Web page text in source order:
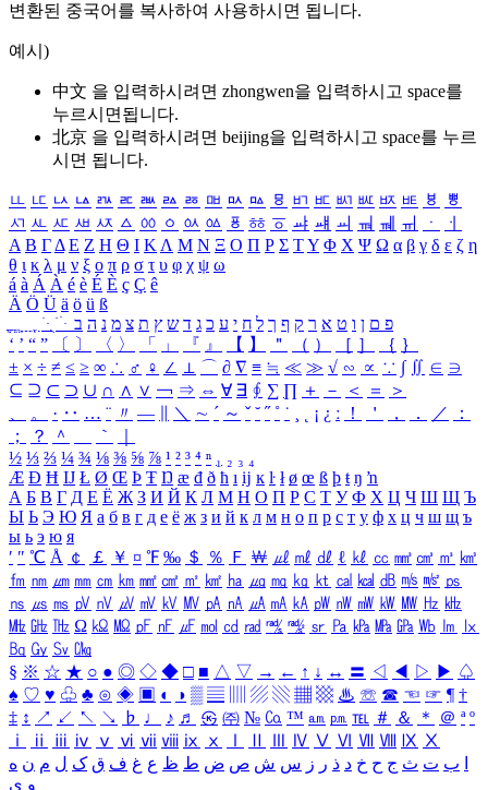
변환된 중국어를 복사하여 사용하시면 됩니다.
예시)
中文 을 입력하시려면 zhongwen을 입력하시고 space를
누르시면됩니다.
北京 을 입력하시려면 beijing을 입력하시고 space를 누르
시면 됩니다.
ㅥ ㅦ ㅧ ㅨ ㅩ ㅪ ㅫ ㅬ ㅭ ㅮ ㅯ ㅰ ㅱ ㅲ ㅳ ㅴ ㅵ ㅶ ㅷ ㅸ
ㅹ
ㅺ ㅻ ㅼ ㅽ ㅾ ㅿ ㆀ ㆁ ㆂ ㆃ ㆄ ㆅ ㆆ ㆇ ㆈ ㆉ ㆊ ㆋ ㆌ ㆍ
ㆎ
Α Β ΓΔ Ε Ζ Η Θ Ι ΚΛ Μ Ν Ξ Ο Π Ρ Σ ΤΥ Φ Χ Ψ Ω α β γ δ ε ζ η
θ ι κ λ μ ν ξ ο π ρ σ τ υ φ χ ψ ω
á à Á À é è É È ç Ç ê
Ä Ö Ü ä ö ü ß
ִֶֹ ֻּ ׁׂ פ ם ן ו ט א ר ק ף ך ל ח י ע כ ג ד ש ץ ת צ מ נ ה ב
‘ ’ “ ” 〔 〕 〈 〉 「 」 『 』 【 】 ＂ （ ） ［ ］ ｛ ｝
± × ÷ ≠ ≤ ≥ ∞ ∴ ♂ ♀ ∠ ⊥ ⌒ ∂ ∇ ≡ ≒ ≪ ≫ √ ∽ ∝ ∵ ∫ ∬ ∈ ∋
⊆ ⊇ ⊂ ⊃ ∪ ∩ ∧ ∨ ￢ ⇒ ⇔ ∀ ∃ ∮ ∑ ∏ ＋ － ＜ ＝
＞
、
。 · ‥ … ¨ 〃 ― ＼ ∼ ´ ～ ˇ ˘ ˝ ˚ ˙ ¸ ¡ ¿ ː ！ ＇ ， ． ／
：
；
？ ＾ ｀
½ ⅓ ⅔ ¼ ¾ ⅛ ⅜ ⅝ ⅞ ¹ ² ³ ⁴ ⁿ ₁ ₂ ₃ ₄
Æ Ð Ħ Ĳ Ł Ø Œ Þ Ŧ Ŋ æ đ ð ħ ı ĳ ĸ ŀ ł ø œ ß þ ŧ ŋ ŉ
А Б В Г Д Е Ё Ж З И Й К Л М Н О П Р С Т У Ф Х Ц Ч Ш Щ Ъ
Ы Ь Э Ю Я а б в г д е ё ж з и й к л м н о п р с т у ф х ц ч ш щ ъ
ы ь э ю я
′ ″ ℃ Å ￠ ￡ ￥ ¤ ℉ ‰ ＄ ％ Ｆ ￦ ㎕ ㎖ ㎗ ℓ ㎘ ㏄ ㎣ ㎤ ㎥ ㎦
㎙ ㎚ ㎛ ㎜ ㎝ ㎞ ㎟ ㎠ ㎡ ㎢ ㏊ ㎍ ㎎ ㎏ ㏏ ㎈ ㎉ ㏈ ㎧ ㎨ ㎰
㎱ ㎲ ㎳ ㎴ ㎵ ㎶ ㎷ ㎸ ㎹ ㎀ ㎁ ㎂ ㎃ ㎄ ㎺ ㎻ ㎽ ㎾ ㎿ ㎐ ㎑
㎒ ㎓ ㎔ Ω ㏀ ㏁ ㎊ ㎋ ㎌ ㏖ ㏅ ㎭ ㎮ ㎯ ㏛ ㎩ ㎪ ㎫ ㎬ ㏝ ㏐
㏓
㏃ ㏉ ㏜ ㏆
§ ※ ☆ ★ ○ ● ◎ ◇ ◆ □ ■ △ ▽ → ← ↑ ↓ ↔ 〓 ◁ ◀ ▷ ▶ ♤
♠ ♡ ♥ ♧ ♣ ⊙ ◈ ▣ ◐ ◑ ▒ ▤ ▨ ▧ ▦ ▩ ♨ ☏ ☎ ☜ ☞ ¶ †
‡ ↕ ↗ ↙ ↖ ↘ ♭ ♩ ♪ ♬ ㉿ ㈜ № ㏇ ™ ㏂ ㏘ ℡ ＃ ＆ ＊ ＠ ª º
ⅰ
ⅱ ⅲ ⅳ ⅴ ⅵ ⅶ ⅷ ⅸ ⅹ Ⅳ Ⅴ Ⅵ Ⅶ Ⅷ Ⅸ Ⅹ
ب ت ث ج ح خ د ذ ر ز س ش ص ض ط ظ ع غ ف ق ک ل م ن ه
و ی